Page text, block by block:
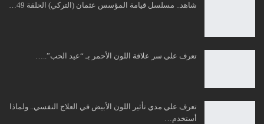
شاهد.. مسلسل قيامة المؤسس عثمان (التركي) الحلقة 49…
تعرف علي سر علاقة اللون الأحمر بـ “عيد الحب”..…
تعرف علي مدي تأثير اللون الأبيض في العلاج النفسي.. ولماذا
أستخدم…